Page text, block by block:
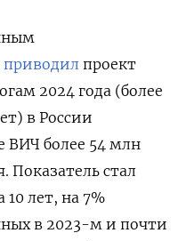
приводил проект
2024 года (более
в России
ВИЧ более 54 млн
Показатель стал
лет, на 7%
в 2023-м и почти